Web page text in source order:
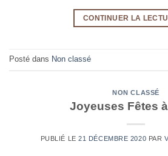
CONTINUER LA
Posté dans Non classé
NON CLASSÉ
Joyeuses Fêtes
PUBLIÉ LE21 DÉCEMBRE 2020 PAR